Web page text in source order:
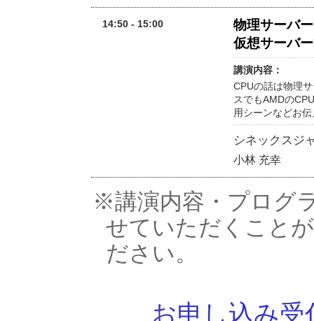
14:50 - 15:00
物理サーバ
仮想サーバ
講演内容：
CPUの話は物理
スでもAMDの
用シーンなどお
シネックスジ
小林 充幸
※講演内容・プログ
せていただくこと
ださい。
お申し込み